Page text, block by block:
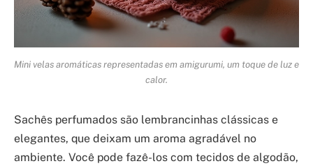
Mini velas aromáticas representadas em amigurumi, um toque de luz e
calor.
Sachês perfumados são lembrancinhas clássicas e
elegantes, que deixam um aroma agradável no
ambiente. Você pode fazê-los com tecidos de algodão,